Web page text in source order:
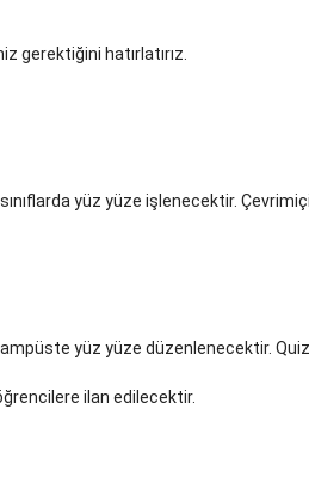
gerektiğini hatırlatırız.
yüz yüze işlenecektir.
yüz yüze düzenlenecektir.
ilan edilecektir.